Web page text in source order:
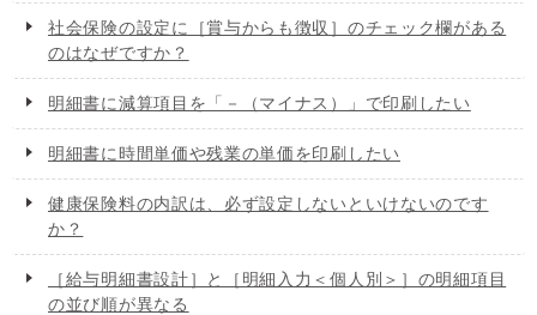
社会保険の設定に［賞与からも徴収］のチェック欄がある
のはなぜですか？
明細書に減算項目を「－（マイナス）」で印刷したい
明細書に時間単価や残業の単価を印刷したい
健康保険料の内訳は、必ず設定しないといけないのです
か？
［給与明細書設計］と［明細入力＜個人別＞］の明細項目
の並び順が異なる